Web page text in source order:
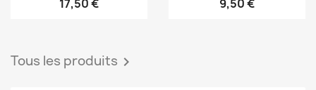
17,50 € 9,50 €
Tous les produits 